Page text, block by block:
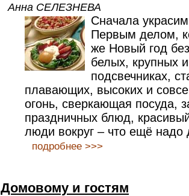
Анна СЕЛЕЗНЕВА
Сначала
Первым делом,
же Новый год
белых, крупных
подсвечниках,
плавающих, высоких и
огонь, сверкающая посуда,
праздничных блюд,
люди вокруг – что ещё надо
подробнее >>>
Домовому и гостям